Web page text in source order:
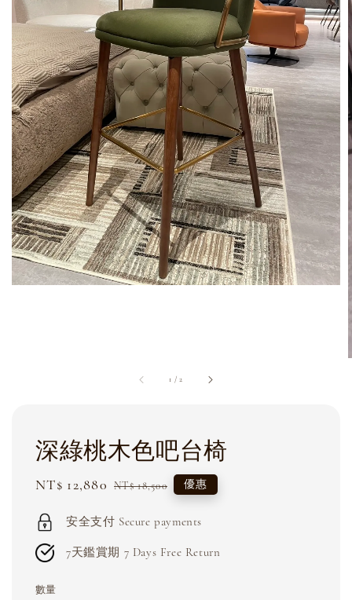
1 /2
深綠桃木色吧台椅
Sale
NT$ 12,880 Regular
NT$ 18,500 優惠
安全支付 Secure payments
7天鑑賞期 7 Days Free Return
數量